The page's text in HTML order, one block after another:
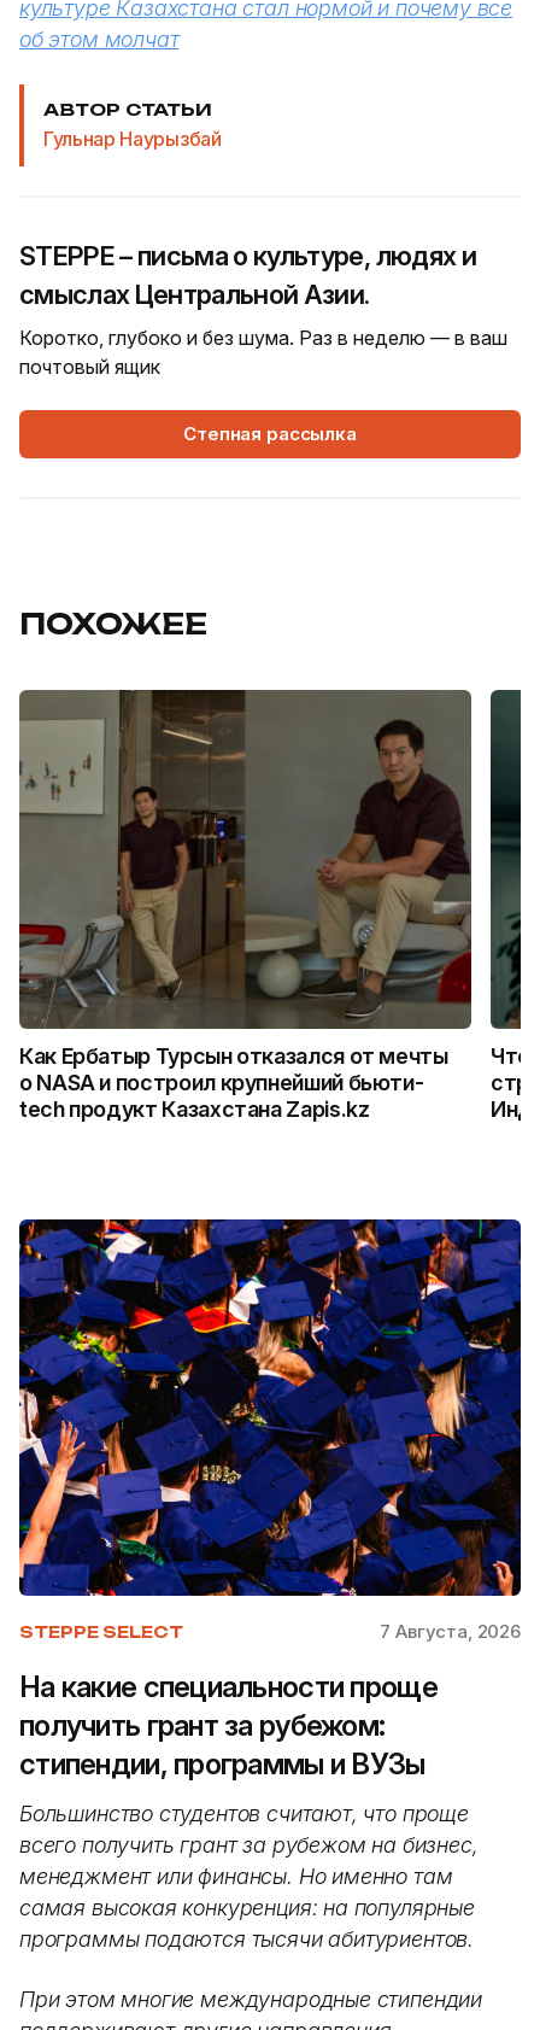
культуре Казахстана стал нормой и почему все
об этом молчат
АВТОР СТАТЬИ
Гульнар Наурызбай
STEPPE – письма о культуре, людях и
смыслах Центральной Азии.
Коротко, глубоко и без шума. Раз в неделю — в ваш
почтовый ящик
Степная рассылка
ПОХОЖЕЕ
Как Ербатыр Турсын отказался от мечты
о NASA и построил крупнейший бьюти-
tech продукт Казахстана Zapis.kz
Что
STEPPE SELECT 7 Августа, 2026
На какие специальности проще
получить грант за рубежом:
стипендии, программы и ВУЗы
Большинство студентов считают, что проще
всего получить грант за рубежом на бизнес,
менеджмент или финансы. Но именно там
самая высокая конкуренция: на популярные
программы подаются тысячи абитуриентов.
При этом многие международные стипендии